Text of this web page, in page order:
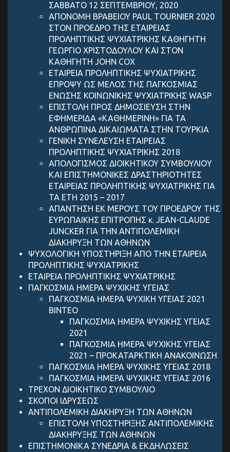
ΣΑΒΒΑΤΟ 12 ΣΕΠΤΕΜΒΡΙΟΥ, 2020
ΑΠΟΝΟΜΗ ΒΡΑΒΕΙΟΥ PAUL TOURNIER 2020
ΣΤΟΝ ΠΡΟΕΔΡΟ ΤΗΣ ΕΤΑΙΡΕΙΑΣ
ΠΡΟΛΗΠΤΙΚΗΣ ΨΥΧΙΑΤΡΙΚΗΣ ΚΑΘΗΓΗΤΗ
ΓΕΩΡΓΙΟ ΧΡΙΣΤΟΔΟΥΛΟΥ ΚΑΙ ΣΤΟΝ
ΚΑΘΗΓΗΤΗ JOHN COX
ΕΤΑΙΡΕΙΑ ΠΡΟΛΗΠΤΙΚΗΣ ΨΥΧΙΑΤΡΙΚΗΣ
ΕΠΡΟΨΥ ΩΣ ΜΕΛΟΣ ΤΗΣ ΠΑΓΚΟΣΜΙΑΣ
ΕΝΩΣΗΣ ΚΟΙΝΩΝΙΚΗΣ ΨΥΧΙΑΤΡΙΚΗΣ WASP
ΕΠΙΣΤΟΛΗ ΠΡΟΣ ΔΗΜΟΣΙΕΥΣΗ ΣΤΗΝ
ΕΦΗΜΕΡΙΔΑ «ΚΑΘΗΜΕΡΙΝΗ» ΓΙΑ ΤΑ
ΑΝΘΡΩΠΙΝΑ ΔΙΚΑΙΩΜΑΤΑ ΣΤΗΝ ΤΟΥΡΚΙΑ
ΓΕΝΙΚΗ ΣΥΝΕΛΕΥΣΗ ΕΤΑΙΡΕΙΑΣ
ΠΡΟΛΗΠΤΙΚΗΣ ΨΥΧΙΑΤΡΙΚΗΣ 2018
ΑΠΟΛΟΓΙΣΜΟΣ ΔΙΟΙΚΗΤΙΚΟΥ ΣΥΜΒΟΥΛΙΟY
KAI ΕΠΙΣΤΗΜΟΝΙΚΕΣ ΔΡΑΣΤΗΡΙΟΤΗΤΕΣ
ΕΤΑΙΡΕΙΑΣ ΠΡΟΛΗΠΤΙΚΗΣ ΨΥΧΙΑΤΡΙΚΗΣ ΓΙΑ
ΤΑ ΕΤΗ 2015 – 2017
ΑΠΑΝΤΗΣΗ ΕΚ ΜΕΡΟΥΣ ΤΟΥ ΠΡΟΕΔΡΟΥ ΤΗΣ
ΕΥΡΩΠΑΙΚΗΣ ΕΠΙΤΡΟΠΗΣ κ. JEAN-CLAUDE
JUNCKER ΓΙΑ ΤΗΝ ΑΝΤΙΠΟΛΕΜΙΚΗ
ΔΙΑΚΗΡΥΞΗ ΤΩΝ ΑΘΗΝΩΝ
ΨΥΧΟΛΟΓΙΚΗ ΥΠΟΣΤΗΡΙΞΗ ΑΠΟ ΤΗΝ ΕΤΑΙΡΕΙΑ
ΠΡΟΛΗΠΤΙΚΗΣ ΨΥΧΙΑΤΡΙΚΗΣ
ΕΤΑΙΡΕΙΑ ΠΡΟΛΗΠΤΙΚΗΣ ΨΥΧΙΑΤΡΙΚΗΣ
ΠΑΓΚΟΣΜΙΑ ΗΜΕΡΑ ΨΥΧΙΚΗΣ ΥΓΕΙΑΣ
ΠΑΓΚΟΣΜΙΑ ΗΜΕΡΑ ΨΥΧΙΚΗ ΥΓΕΙΑΣ 2021
ΒΙΝΤΕΟ
ΠΑΓΚΟΣΜΙΑ ΗΜΕΡΑ ΨΥΧΙΚΗΣ ΥΓΕΙΑΣ
2021
ΠΑΓΚΟΣΜΙΑ ΗΜΕΡΑ ΨΥΧΙΚΗΣ ΥΓΕΙΑΣ
2021 – ΠΡΟΚΑΤΑΡΚΤΙΚΗ ΑΝΑΚΟΙΝΩΣΗ
ΠΑΓΚΟΣΜΙΑ ΗΜΕΡΑ ΨΥΧΙΚΗΣ ΥΓΕΙΑΣ 2018
ΠΑΓΚΟΣΜΙΑ ΗΜΕΡΑ ΨΥΧΙΚΗΣ ΥΓΕΙΑΣ 2016
ΤΡΕΧΟΝ ΔΙΟΙΚΗΤΙΚΟ ΣΥΜΒΟΥΛΙΟ
ΣΚΟΠΟΙ ΙΔΡΥΣΕΩΣ
ANTIΠΟΛΕΜΙΚΗ ΔΙΑΚΗΡΥΞΗ ΤΩΝ ΑΘΗΝΩΝ
ΕΠΙΣΤΟΛΗ ΥΠΟΣΤΗΡΙΞΗΣ ANTIΠΟΛΕΜΙΚΗΣ
ΔΙΑΚΗΡΥΞΗΣ ΤΩΝ ΑΘΗΝΩΝ
ΕΠΙΣΤΗΜΟΝΙΚΑ ΣΥΝΕΔΡΙΑ & ΕΚΔΗΛΩΣΕΙΣ